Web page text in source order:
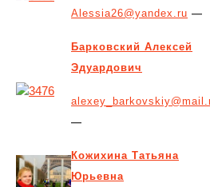
Alessia26@yandex.ru —
Барковский Алексей
Эдуардович
—
Кожихина Татьяна
Юрьевна